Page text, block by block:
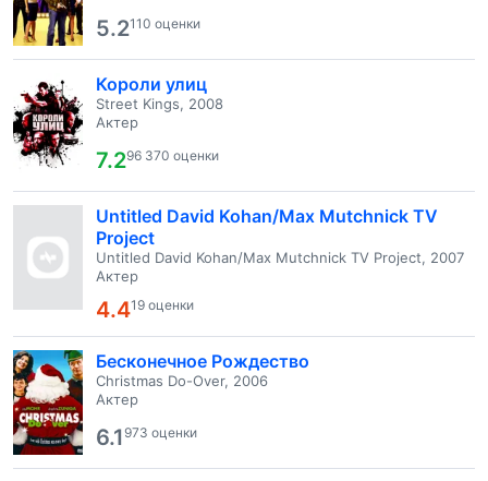
5.2110 оценки
Короли улиц
Street Kings, 2008
Актер
7.296 370 оценки
Untitled David Kohan/Max Mutchnick TV
Project
Untitled David Kohan/Max Mutchnick TV Project, 2007
Актер
4.419 оценки
Бесконечное Рождество
Christmas Do-Over, 2006
Актер
6.1973 оценки